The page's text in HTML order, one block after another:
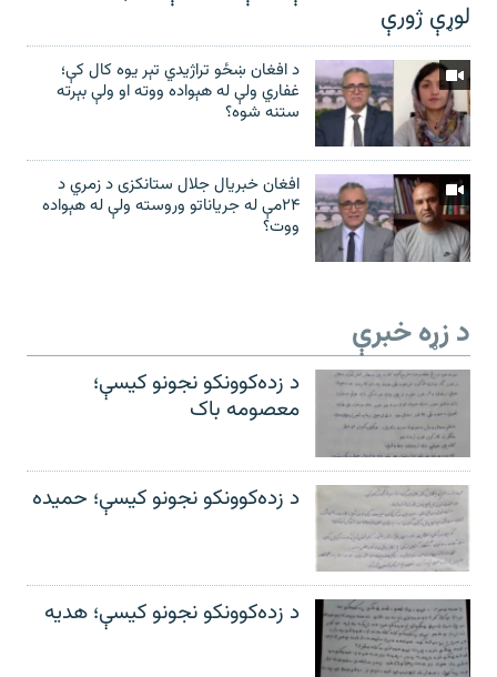
لوړې ژورې
د افغان ښځو تراژیدي تېر یوه کال کې؛
غفاري ولې له هېواده ووته او ولې بېرته
ستنه شوه؟
افغان خبریال جلال ستانکزی د زمري د
۲۴مې له جریاناتو وروسته ولې له هېواده
ووت؟
د زړه خبرې
د زده‌کوونکو نجونو کیسې؛
معصومه باک
د زده‌کوونکو نجونو کیسې؛ حمیده
د زده‌کوونکو نجونو کیسې؛ هدیه